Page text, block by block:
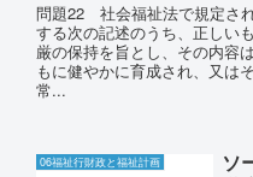
問題22 社会福祉法で規定さ
する次の記述のうち、正し
厳の保持を旨とし、その内容
もに健やかに育成され、又は
常...
06福祉行財政と福祉計画
ソ